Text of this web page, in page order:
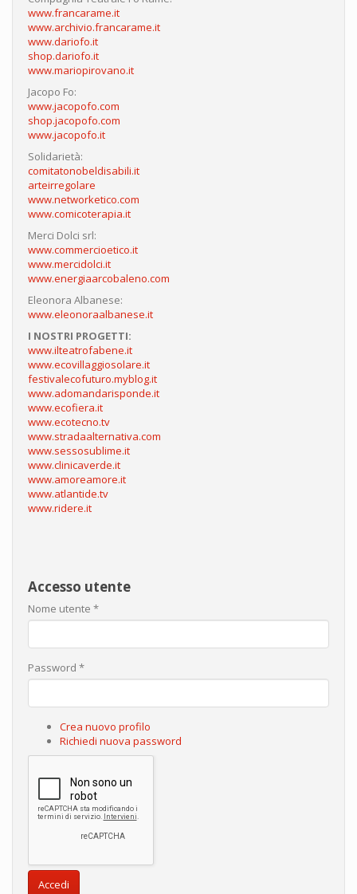
www.francarame.it
www.archivio.francarame.it
www.dariofo.it
shop.dariofo.it
www.mariopirovano.it
Jacopo Fo:
www.jacopofo.com
shop.jacopofo.com
www.jacopofo.it
Solidarietà:
comitatonobeldisabili.it
arteirregolare
www.networketico.com
www.comicoterapia.it
Merci Dolci srl:
www.commercioetico.it
www.mercidolci.it
www.energiaarcobaleno.com
Eleonora Albanese:
www.eleonoraalbanese.it
I NOSTRI PROGETTI:
www.ilteatrofabene.it
www.ecovillaggiosolare.it
festivalecofuturo.myblog.it
www.adomandarisponde.it
www.ecofiera.it
www.ecotecno.tv
www.stradaalternativa.com
www.sessosublime.it
www.clinicaverde.it
www.amoreamore.it
www.atlantide.tv
www.ridere.it
Accesso utente
Nome utente *
Password *
Crea nuovo profilo
Richiedi nuova password
Accedi